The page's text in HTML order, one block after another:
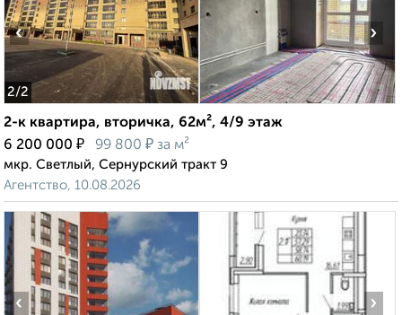
2/2
‹ ›
2-к квартира, вторичка, 62м², 4/9 этаж
6 200 000 ₽ 99 800 ₽ за м²
мкр. Светлый, Сернурский тракт 9
Агентство, 10.08.2026
‹ ›